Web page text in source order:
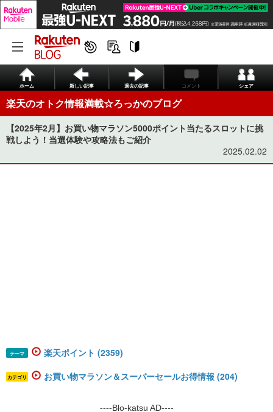
ホーム 新しい記事 過去の記事 コメント シェア
楽天のオトク情報満載☆ろっかのブログ
【2025年2月】お買い物マラソン5000ポイント当たるスロットに挑
戦しよう！当選体験や攻略法もご紹介
2025.02.02
テーマ 楽天ポイント (2359)
カテゴリ お買い物マラソン＆スーパーセールお得情報 (204)
----Blo-katsu AD----